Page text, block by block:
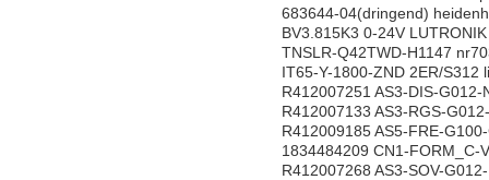
683644-04(dringend)
BV3.815K3 0-24V
TNSLR-Q42TWD-H1147
IT65-Y-1800-ZND 2ER/S312
R412007251 AS3-DIS-G012-
R412007133 AS3-RGS-
R412009185 AS5-FRE-
1834484209 CN1-FORM_C-
R412007268 AS3-SOV-